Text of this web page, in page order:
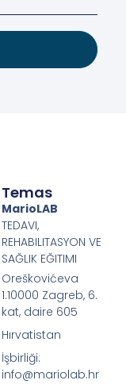
Temas
MarioLAB
TEDAVI,
REHABILITASYON VE
SAĞLIK EĞITIMI
Oreškovićeva
1.10000 Zagreb, 6.
kat, daire 605
Hırvatistan
İşbirliği:
info@mariolab.hr